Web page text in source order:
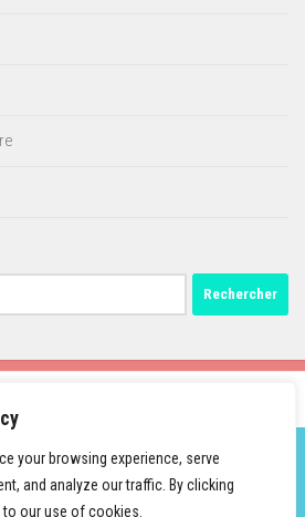
your browsing experience, serve
and analyze our traffic. By clicking
our use of cookies.
par - Conçu par